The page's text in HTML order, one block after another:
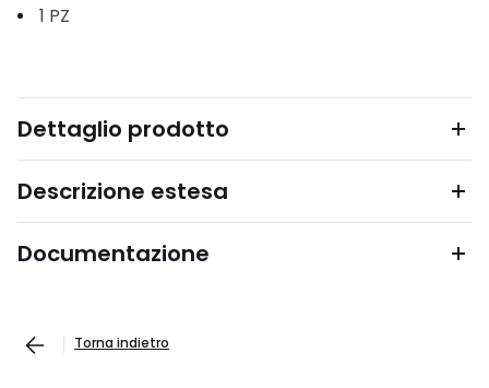
1 PZ
Dettaglio prodotto
Descrizione estesa
Documentazione
Torna indietro